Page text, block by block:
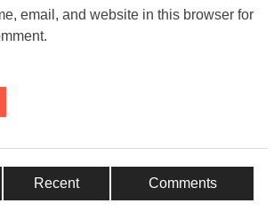
email, and website in this browser for
Recent Comments